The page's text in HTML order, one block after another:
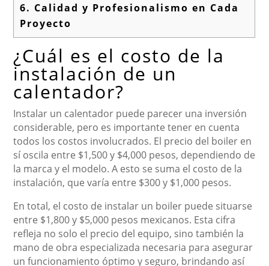
6. Calidad y Profesionalismo en Cada
Proyecto
¿Cuál es el costo de la
instalación de un
calentador?
Instalar un calentador puede parecer una inversión
considerable, pero es importante tener en cuenta
todos los costos involucrados. El precio del boiler en
sí oscila entre $1,500 y $4,000 pesos, dependiendo de
la marca y el modelo. A esto se suma el costo de la
instalación, que varía entre $300 y $1,000 pesos.
En total, el costo de instalar un boiler puede situarse
entre $1,800 y $5,000 pesos mexicanos. Esta cifra
refleja no solo el precio del equipo, sino también la
mano de obra especializada necesaria para asegurar
un funcionamiento óptimo y seguro, brindando así